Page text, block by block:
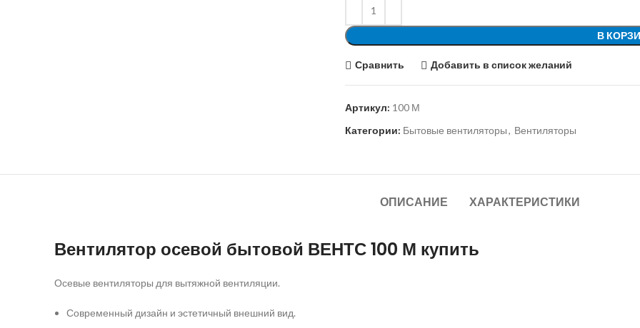
В
Сравнить Добавить в список желаний
Артикул: 100 М
Категории: Бытовые вентиляторы, Вентиляторы
ОПИСАНИЕ ХАРАКТЕРИСТИКИ
Вентилятор осевой бытовой ВЕНТС 100 М купить
Осевые вентиляторы для вытяжной вентиляции.
Современный дизайн и эстетичный внешний вид.